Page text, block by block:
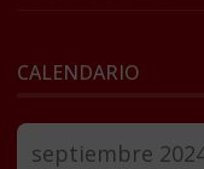
CALENDARIO